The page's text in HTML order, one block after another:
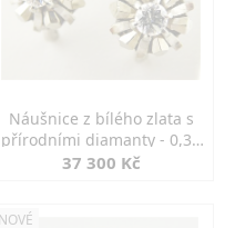
Náušnice z bílého zlata s
přírodními diamanty - 0,30
ct
37 300 Kč
NOVÉ